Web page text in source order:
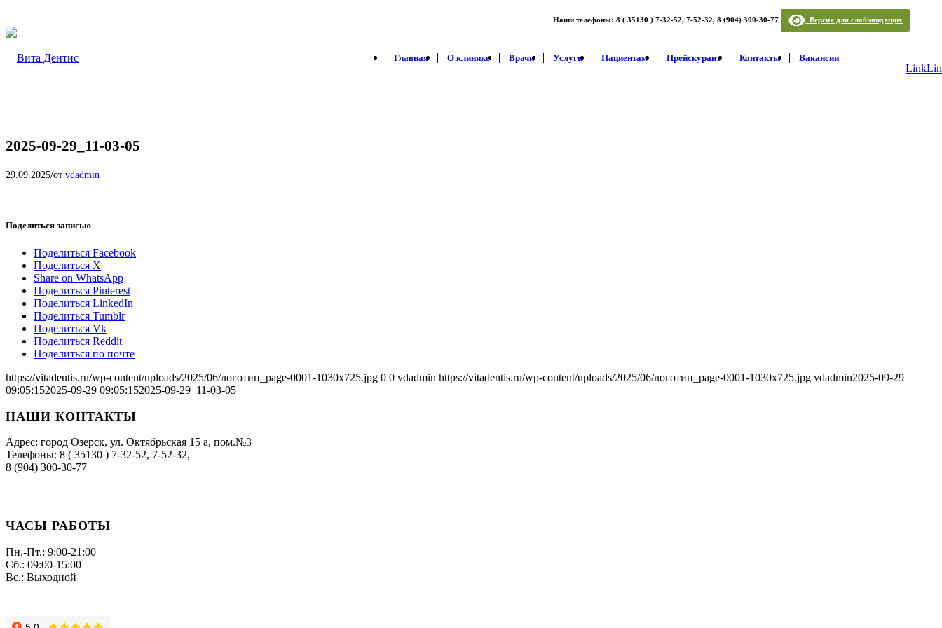
Наши телефоны: 8 ( 35130 ) 7-32-52, 7-52-32, 8 (904) 300-30-77 Версия для слабовидящих
Главная О клинике Врачи Услуги Пациентам Прейскурант Контакты Вакансии
Link
to
to
2025-09-29_11-03-05
29.09.2025/от vdadmin
Поделиться записью
Поделиться Facebook
Поделиться X
Share on WhatsApp
Поделиться Pinterest
Поделиться LinkedIn
Поделиться Tumblr
Поделиться Vk
Поделиться Reddit
Поделиться по почте
https://vitadentis.ru/wp-content/uploads/2025/06/логотип_page-0001-1030x725.jpg 0 0 vdadmin https://vitadentis.ru/wp-content/uploads/2025/06/логотип_page-0001-1030x725.jpg vdadmin2025-09-29
09:05:152025-09-29 09:05:152025-09-29_11-03-05
НАШИ КОНТАКТЫ
Адрес: город Озерск, ул. Октябрьская 15 а, пом.№3
Телефоны: 8 ( 35130 ) 7-32-52, 7-52-32,
8 (904) 300-30-77
ЧАСЫ РАБОТЫ
Пн.-Пт.: 9:00-21:00
Сб.: 09:00-15:00
Вс.: Выходной